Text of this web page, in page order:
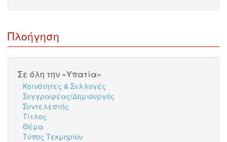
Πλοήγηση
Σε όλη την «Υπατία»
Κοινότητες & Συλλογές
Συγγραφέας/Δημιουργός
Συντελεστής
Τίτλος
Θέμα
Τύπος Τεκμηρίου